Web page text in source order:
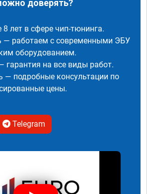
доверять?
лет в сфере чип-тюнинга.
— работаем с современными ЭБУ
оборудованием.
гарантия на все виды работ.
— подробные консультации по
цены.
Telegram